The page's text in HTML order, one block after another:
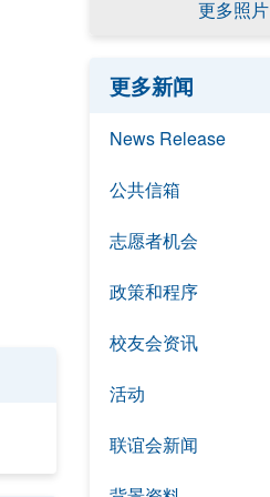
更多照片
更多新闻
News Release
公共信箱
志愿者机会
政策和程序
校友会资讯
活动
联谊会新闻